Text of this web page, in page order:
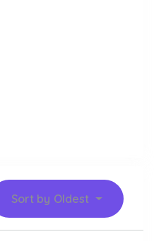
Sort by Oldest